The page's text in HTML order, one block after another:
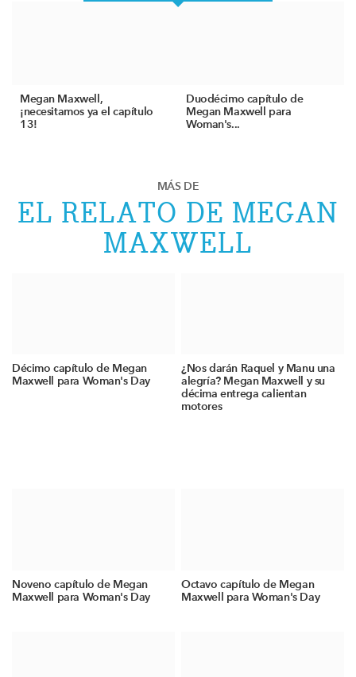
Megan Maxwell,
¡necesitamos ya el capítulo
13!
Duodécimo capítulo de
Megan Maxwell para
Woman's...
MÁS DE
EL RELATO DE MEGAN
MAXWELL
Décimo capítulo de Megan
Maxwell para Woman's Day
¿Nos darán Raquel y Manu una
alegría? Megan Maxwell y su
décima entrega calientan
motores
Noveno capítulo de Megan
Maxwell para Woman's Day
Octavo capítulo de Megan
Maxwell para Woman's Day